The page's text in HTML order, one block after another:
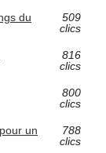
du
509
clics
816
clics
800
clics
un
788
clics